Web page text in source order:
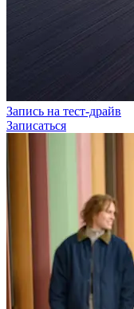
Запись на тест-драйв
Записаться